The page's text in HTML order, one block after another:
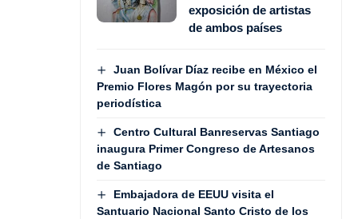
exposición de artistas
de ambos países
Juan Bolívar Díaz recibe en México el
Premio Flores Magón por su trayectoria
periodística
Centro Cultural Banreservas Santiago
inaugura Primer Congreso de Artesanos
de Santiago
Embajadora de EEUU visita el
Santuario Nacional Santo Cristo de los